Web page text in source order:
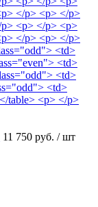
11 750 руб. / шт